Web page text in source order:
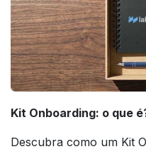
Kit Onboarding: o que
Descubra como um Kit